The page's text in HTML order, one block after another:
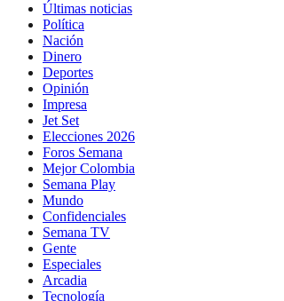
Últimas noticias
Política
Nación
Dinero
Deportes
Opinión
Impresa
Jet Set
Elecciones 2026
Foros Semana
Mejor Colombia
Semana Play
Mundo
Confidenciales
Semana TV
Gente
Especiales
Arcadia
Tecnología